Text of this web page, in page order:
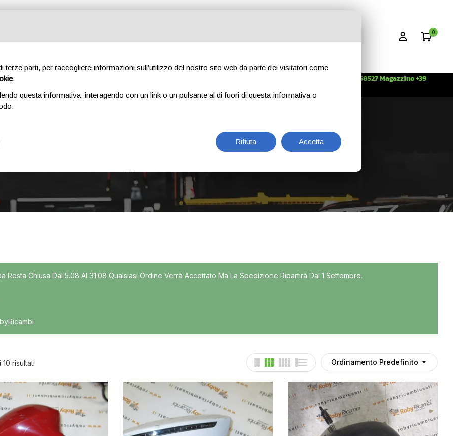
0
Info +39 3396268527 Magazzino +39
Gomme
Interni
Maniglie
Noleggio
Parti meccaniche
Ponte
In offerta
Resta Chiusa Dal 5.08 Al 31.08 Qualsiasi Ordine Verrà Accettato Ma La Spedizione Ripartirà Dal 1 Settembre.
Ordinamento Predefinito
risultati
terze parti, per raccogliere informazioni sull’utilizzo del nostro sito web da parte dei visitatori come
.
questa informativa, interagendo con un link o un pulsante al di fuori di questa informativa o
Rifiuta Accetta